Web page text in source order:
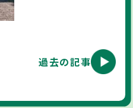
過去の記事